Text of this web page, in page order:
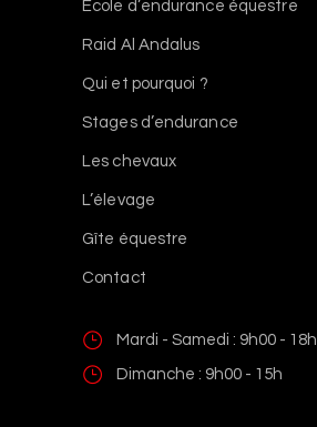
École d’endurance équestre
Raid Al Andalus
Qui et pourquoi ?
Stages d’endurance
Les chevaux
L’élevage
Gîte équestre
Contact
Mardi - Samedi : 9h00 - 18h
Dimanche : 9h00 - 15h